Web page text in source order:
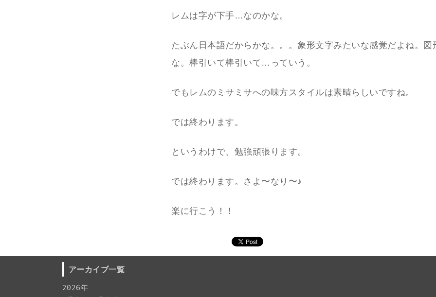
レムは字が下手…なのかな。
たぶん日本語だからかな。。。象形文字みたいな感覚だよね。図
な。棒引いて棒引いて…っていう。
でもレムのミサミサへの味方スタイルは素晴らしいですね。
では終わります。
というわけで、勉強頑張ります。
では終わります。さよ〜なり〜♪
楽に行こう！！
アーカイブ一覧
2026年